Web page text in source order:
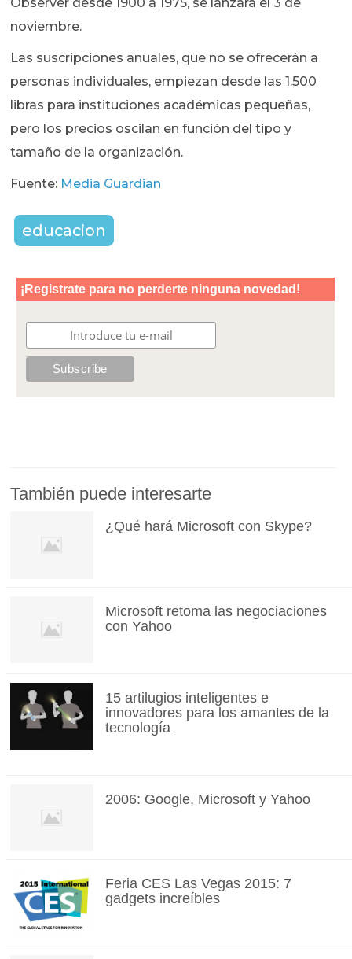
Observer desde 1900 a 1975, se lanzará el 3 de
noviembre.
Las suscripciones anuales, que no se ofrecerán a
personas individuales, empiezan desde las 1.500
libras para instituciones académicas pequeñas,
pero los precios oscilan en función del tipo y
tamaño de la organización.
Fuente: Media Guardian
educacion
También puede interesarte
¿Qué hará Microsoft con Skype?
Microsoft retoma las negociaciones
con Yahoo
15 artilugios inteligentes e
innovadores para los amantes de la
tecnología
2006: Google, Microsoft y Yahoo
Feria CES Las Vegas 2015: 7
gadgets increíbles